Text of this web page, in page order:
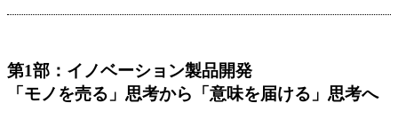
第1部：イノベーション製品開発
「モノを売る」思考から「意味を届ける」思考へ